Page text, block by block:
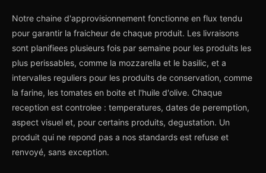
Notre chaine d'approvisionnement fonctionne en flux tendu
pour garantir la fraicheur de chaque produit. Les livraisons
sont planifiees plusieurs fois par semaine pour les produits les
plus perissables, comme la mozzarella et le basilic, et a
intervalles reguliers pour les produits de conservation, comme
la farine, les tomates en boite et l'huile d'olive. Chaque
reception est controlee : temperatures, dates de peremption,
aspect visuel et, pour certains produits, degustation. Un
produit qui ne repond pas a nos standards est refuse et
renvoyé, sans exception.